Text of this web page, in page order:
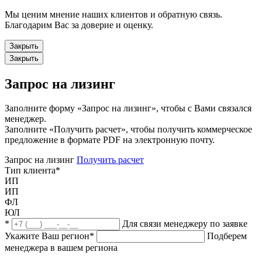
Мы ценим мнение наших клиентов и обратную связь.
Благодарим Вас за доверие и оценку.
Закрыть
Закрыть
Запрос на лизинг
Заполните форму «Запрос на лизинг», чтобы с Вами связался
менеджер.
Заполните «Получить расчет», чтобы получить коммерческое
предложение в формате PDF на электронную почту.
Запрос на лизинг Получить расчет
Тип клиента*
ИП
ИП
ФЛ
ЮЛ
*
Для связи менеджеру по заявке
Укажите Ваш регион*
Подберем
менеджера в вашем региона